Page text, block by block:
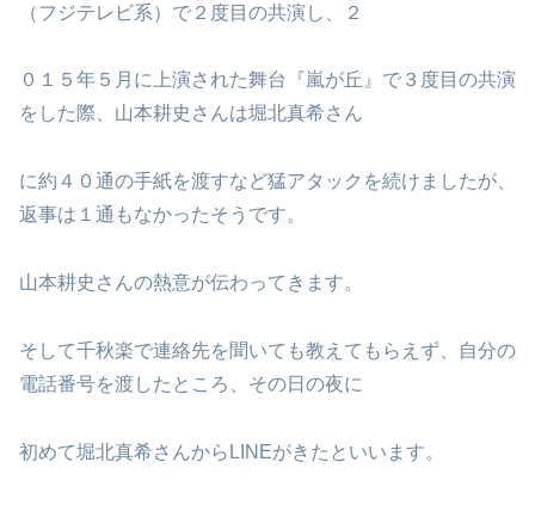
（フジテレビ系）で２度目の共演し、２
０１５年５月に上演された舞台『嵐が丘』で３度目の共演
をした際、山本耕史さんは堀北真希さん
に約４０通の手紙を渡すなど猛アタックを続けましたが、
返事は１通もなかったそうです。
山本耕史さんの熱意が伝わってきます。
そして千秋楽で連絡先を聞いても教えてもらえず、自分の
電話番号を渡したところ、その日の夜に
初めて堀北真希さんからLINEがきたといいます。